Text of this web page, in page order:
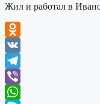
Жил и работал в
Odnoklassniki
VK
Telegram
Viber